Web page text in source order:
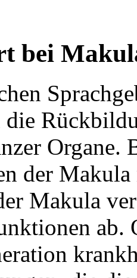
bei
die
Organe.
der Makula
Makula
ab.